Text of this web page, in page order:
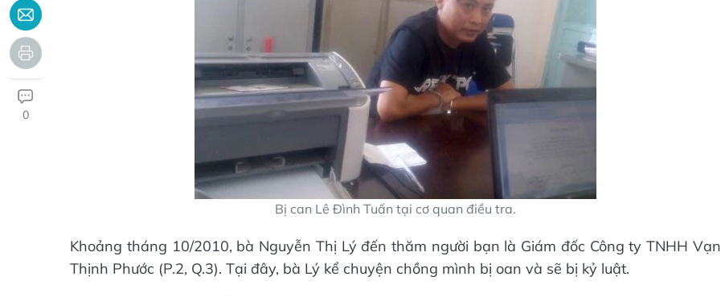
0
Bị can Lê Đình Tuấn tại cơ quan điều tra.
Khoảng tháng 10/2010, bà Nguyễn Thị Lý đến thăm người bạn là Giám đốc Công ty TNHH Vạn
Thịnh Phước (P.2, Q.3). Tại đây, bà Lý kể chuyện chồng mình bị oan và sẽ bị kỷ luật.